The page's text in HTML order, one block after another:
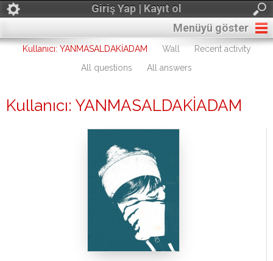
Giriş Yap | Kayıt ol
Menüyü göster
Kullanıcı: YANMASALDAKİADAM Wall
Recent activity
All questions
All answers
Kullanıcı: YANMASALDAKİADAM